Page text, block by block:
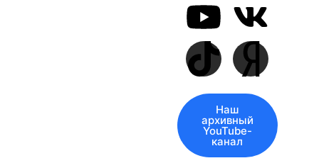
Наш
архивный
YouTube-
канал